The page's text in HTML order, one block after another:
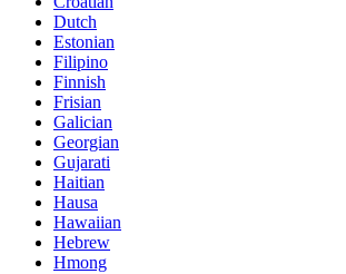
Dutch
Estonian
Filipino
Finnish
Frisian
Galician
Georgian
Gujarati
Haitian
Hausa
Hawaiian
Hebrew
Hmong